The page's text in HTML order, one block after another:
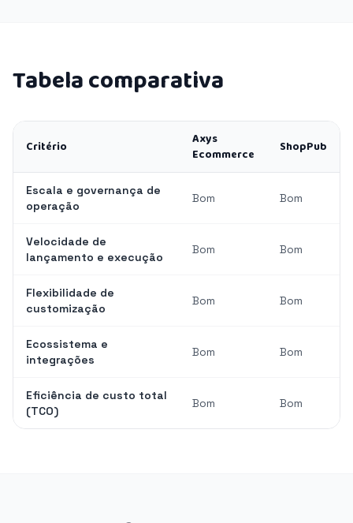
Tabela comparativa
Critério
Axys
Ecommerce
ShopPub
Escala e governança de
operação
Bom Bom
Velocidade de
lançamento e execução
Bom Bom
Flexibilidade de
customização
Bom Bom
Ecossistema e
integrações
Bom Bom
Eficiência de custo total
(TCO)
Bom Bom